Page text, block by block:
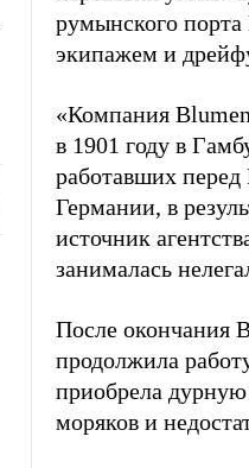
румынского
экипажем и
«Компания
в 1901 году в
работавших
Германии, в
источник
занималась
После окончания
продолжила
приобрела дурную
моряков и